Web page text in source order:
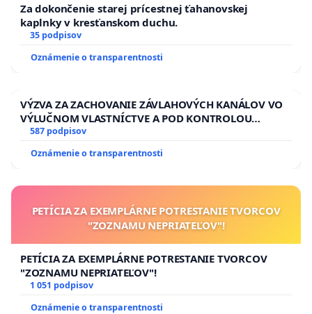
Za dokončenie starej prícestnej ťahanovskej
kaplnky v kresťanskom duchu.
35 podpisov
Oznámenie o transparentnosti
VÝZVA ZA ZACHOVANIE ZÁVLAHOVÝCH KANÁLOV VO
VÝLUČNOM VLASTNÍCTVE A POD KONTROLOU
SLOVENSKEJ REPUBLIKY & žiadosť na riešenie
kanálov na Slovensku
587 podpisov
Oznámenie o transparentnosti
PETÍCIA ZA EXEMPLÁRNE POTRESTANIE TVORCOV
"ZOZNAMU NEPRIATEĽOV"!
PETÍCIA ZA EXEMPLÁRNE POTRESTANIE TVORCOV
"ZOZNAMU NEPRIATEĽOV"!
1 051 podpisov
Oznámenie o transparentnosti